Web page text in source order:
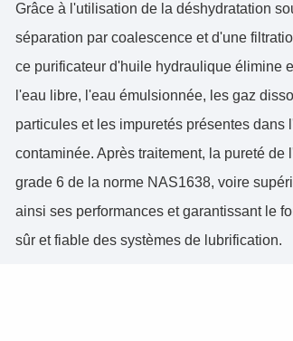
Grâce à l'utilisation de la déshydratation
séparation par coalescence et d'une
ce purificateur d'huile hydraulique élimine
l'eau libre, l'eau émulsionnée, les gaz
particules et les impuretés présentes dans
contaminée. Après traitement, la pureté de
grade 6 de la norme NAS1638, voire
ainsi ses performances et garantissant le
sûr et fiable des systèmes de lubrification.